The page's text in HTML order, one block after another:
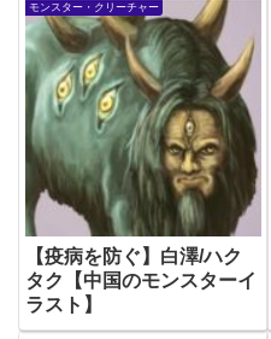
モンスター・クリーチャー
【疫病を防ぐ】白澤/ハク
タク【中国のモンスターイ
ラスト】